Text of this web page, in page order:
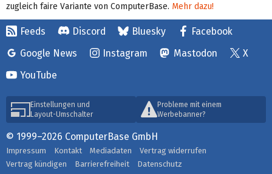
zugleich faire Variante von ComputerBase. Mehr dazu!
Feeds Discord Bluesky
Facebook
Google News
Instagram Mastodon
X
YouTube
Einstellungen und
Layout-Umschalter
Probleme mit einem
Werbebanner?
© 1999–2026 ComputerBase GmbH
Impressum Kontakt Mediadaten
Vertrag widerrufen
Vertrag kündigen
Barrierefreiheit Datenschutz